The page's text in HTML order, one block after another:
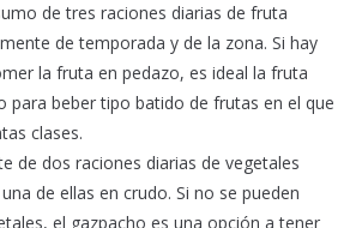
de tres raciones diarias de fruta
de temporada y de la zona. Si hay
la fruta en pedazo, es ideal la fruta
para beber tipo batido de frutas en el que
clases.
de dos raciones diarias de vegetales
de ellas en crudo. Si no se pueden
el gazpacho es una opción a tener